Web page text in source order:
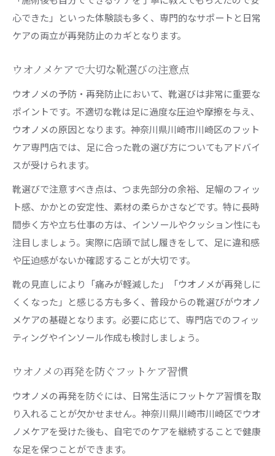
心できた」といった体験談も多く、専門的なサポートと日常
ケアの両立が再発防止のカギとなります。
ウオノメケアで大切な靴選びの注意点
ウオノメの予防・再発防止において、靴選びは非常に重要な
ポイントです。不適切な靴は足に過度な圧迫や摩擦を与え、
ウオノメの原因となります。神奈川県川崎市川崎区のフット
ケア専門店では、足に合った靴の選び方についてもアドバイ
スが受けられます。
靴選びで注意すべき点は、つま先部分の余裕、足幅のフィッ
ト感、かかとの安定性、素材の柔らかさなどです。特に長時
間歩く方や立ち仕事の方は、インソールやクッション性にも
注目しましょう。実際に店頭で試し履きをして、足に違和感
や圧迫感がないか確認することが大切です。
靴の見直しにより「痛みが軽減した」「ウオノメが再発しに
くくなった」と感じる方も多く、普段からの靴選びがウオノ
メケアの基礎となります。必要に応じて、専門店でのフィッ
ティングやインソール作成も検討しましょう。
ウオノメの再発を防ぐフットケア習慣
ウオノメの再発を防ぐには、日常生活にフットケア習慣を取
り入れることが欠かせません。神奈川県川崎市川崎区でウオ
ノメケアを受けた後も、自宅でのケアを継続することで健康
な足を保つことができます。